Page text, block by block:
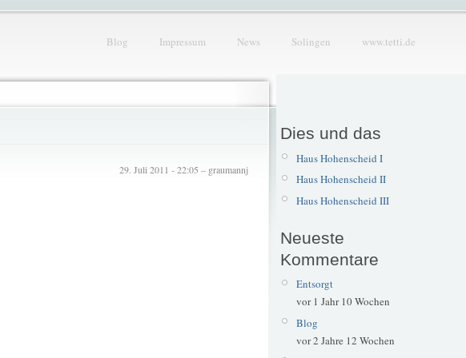
Blog Impressum News Solingen www.tetti.de
29. Juli 2011 - 22:05 – graumannj
Dies und das
Haus Hohenscheid I
Haus Hohenscheid II
Haus Hohenscheid III
Neueste
Kommentare
Entsorgt
vor 1 Jahr 10 Wochen
Blog
vor 2 Jahre 12 Wochen